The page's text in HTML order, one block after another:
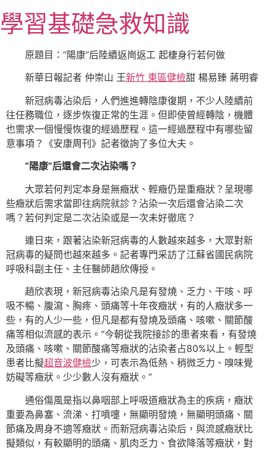
至
主
學習基礎急救知識
原題目：“陽康”后陸續返崗返工 起棲身行若何做
新華日報記者 仲崇山 王新竹 東區健檢甜 楊易臻 蔣明睿
新冠病毒沾染后，人們進進轉陰康復期，不少人陸續前
往任務職位，逐步恢復正常的生涯。但即使曾經轉陰，機體
也需求一個慢慢恢復的經過歷程。這一經過歷程中有哪些留
意事項？《安康周刊》記者徵詢了多位大夫。
“陽康”后還會二次沾染嗎？
大眾若何判定本身是無癥狀、輕癥仍是重癥狀？呈現哪
些癥狀后需求當即往病院就診？沾染一次后還會沾染二次
嗎？若何判定是二次沾染或是一次未好徹底？
連日來，跟著沾染新冠病毒的人數越來越多，大眾對新
冠病毒的疑問也越來越多。記者專門采訪了江蘇省國民病院
呼吸科副主任、主任醫師趙欣傳授。
趙欣表現，新冠病毒沾染凡是有發燒、乏力、干咳、呼
吸不暢、腹瀉、胸疼、頭痛等十年夜癥狀，有的人癥狀多一
些，有的人少一些，但凡是都有發燒及頭痛、咳嗽、關節酸
痛等相似流感的表示。“今朝從我院接診的患者來看，有發燒
及頭痛、咳嗽、關節酸痛等癥狀的沾染者占80%以上。輕型
患者比擬超音波健檢少，可表示為低熱、稍微乏力、嗅味覺
妨礙等癥狀。少少數人沒有癥狀。”
通俗傷風是指以鼻咽部上呼吸道癥狀為主的疾病，癥狀
重要為鼻塞、流涕、打噴嚏，無顯明發燒，無顯明頭痛、關
節痛及周身不適等癥狀。而新冠病毒沾染后，與流感癥狀比
擬類似，有較顯明的頭痛、肌肉乏力、食欲降落等癥狀，對